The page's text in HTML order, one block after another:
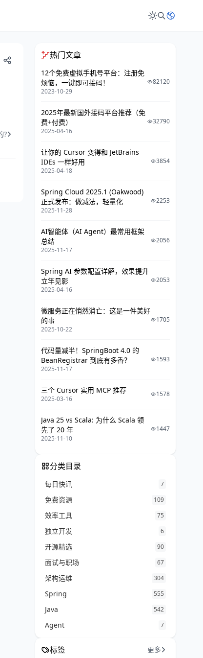
?
热门文章
12个免费虚拟手机号平台：注册免
烦恼，一键即可接码！
2023-10-29
82120
2025年最新国外接码平台推荐（免
费+付费）
2025-04-16
32790
让你的 Cursor 变得和 JetBrains
IDEs 一样好用
2025-04-18
3854
Spring Cloud 2025.1 (Oakwood)
正式发布：做减法，轻量化
2025-11-28
2253
AI智能体（AI Agent）最常用框架
总结
2025-11-17
2056
Spring AI 参数配置详解，效果提升
立竿见影
2025-04-16
2053
微服务正在悄然消亡：这是一件美好
的事
2025-10-22
1705
代码量减半！SpringBoot 4.0 的
BeanRegistrar 到底有多香？
2025-11-17
1593
三个 Cursor 实用 MCP 推荐
2025-03-16
1578
Java 25 vs Scala: 为什么 Scala 领
先了 20 年
2025-11-10
1447
分类目录
每日快讯 7
免费资源 109
效率工具 75
独立开发 6
开源精选 90
面试与职场 67
架构运维 304
Spring 555
Java 542
Agent 7
标签 更多